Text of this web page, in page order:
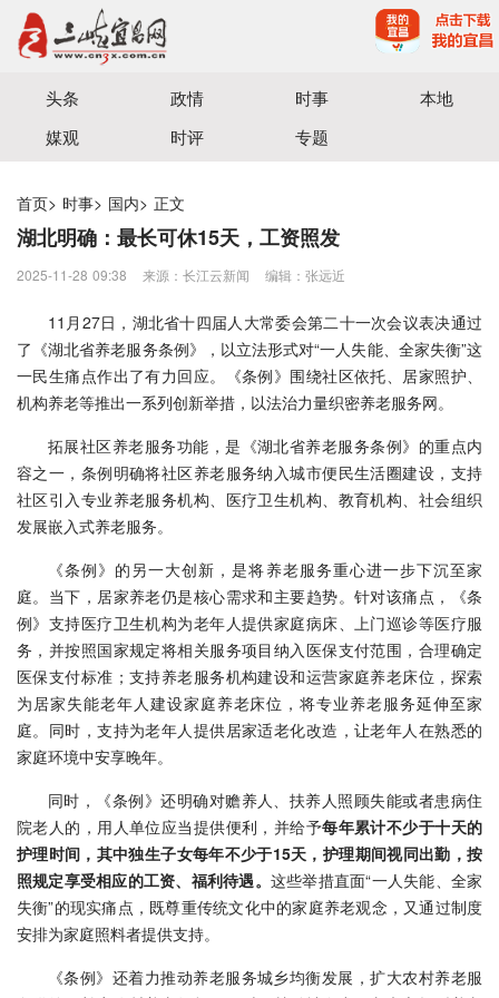
宜昌三峡融媒体中心主办
头条 政情 时事
本地
媒观
时评 专题
首页> 时事> 国内> 正文
湖北明确：最长可休15天，工资照发
2025-11-28 09:38 来源：​长江云新闻 编辑：张远近
11月27日，湖北省十四届人大常委会第二十一次会议表决通过
了《湖北省养老服务条例》，以立法形式对“一人失能、全家失衡”这
一民生痛点作出了有力回应。《条例》围绕社区依托、居家照护、
机构养老等推出一系列创新举措，以法治力量织密养老服务网。
拓展社区养老服务功能，是《湖北省养老服务条例》的重点内
容之一，条例明确将社区养老服务纳入城市便民生活圈建设，支持
社区引入专业养老服务机构、医疗卫生机构、教育机构、社会组织
发展嵌入式养老服务。
《条例》的另一大创新，是将养老服务重心进一步下沉至家
庭。当下，居家养老仍是核心需求和主要趋势。针对该痛点，《条
例》支持医疗卫生机构为老年人提供家庭病床、上门巡诊等医疗服
务，并按照国家规定将相关服务项目纳入医保支付范围，合理确定
医保支付标准；支持养老服务机构建设和运营家庭养老床位，探索
为居家失能老年人建设家庭养老床位，将专业养老服务延伸至家
庭。同时，支持为老年人提供居家适老化改造，让老年人在熟悉的
家庭环境中安享晚年。
同时，《条例》还明确对赡养人、扶养人照顾失能或者患病住
院老人的，用人单位应当提供便利，并给予每年累计不少于十天的
护理时间，其中独生子女每年不少于15天，护理期间视同出勤，按
照规定享受相应的工资、福利待遇。 这些举措直面“一人失能、全家
失衡”的现实痛点，既尊重传统文化中的家庭养老观念，又通过制度
安排为家庭照料者提供支持。
《条例》还着力推动养老服务城乡均衡发展，扩大农村养老服